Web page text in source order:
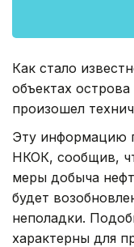
Как стало
объектах
произошел
Эту информацию
НКОК, сообщив,
меры добыча
будет
неполадки.
характерны для